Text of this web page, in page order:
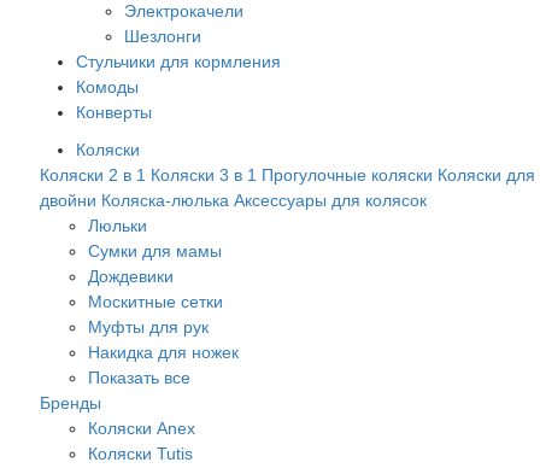
Электрокачели
Шезлонги
Стульчики для кормления
Комоды
Конверты
Коляски
Коляски 2 в 1 Коляски 3 в 1 Прогулочные коляски Коляски для
двойни Коляска-люлька Аксессуары для колясок
Люльки
Сумки для мамы
Дождевики
Москитные сетки
Муфты для рук
Накидка для ножек
Показать все
Бренды
Коляски Anex
Коляски Tutis